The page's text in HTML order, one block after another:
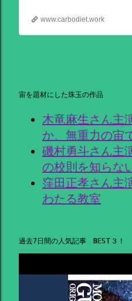
www.carbodiet.work
宙を題材にした珠玉の作品
木竜麻生さん主
か、無重力の宙
磯村勇斗さん主
の校則を知らな
窪田正孝さん主
わたる教室
過去7日間の人気記事 BEST３！